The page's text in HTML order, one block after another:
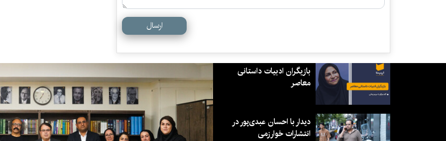
ارسال
بازیگران ادبیات داستانی
معاصر
دیدار با احسان عبدی‌پور در
انتشارات خوارزمی